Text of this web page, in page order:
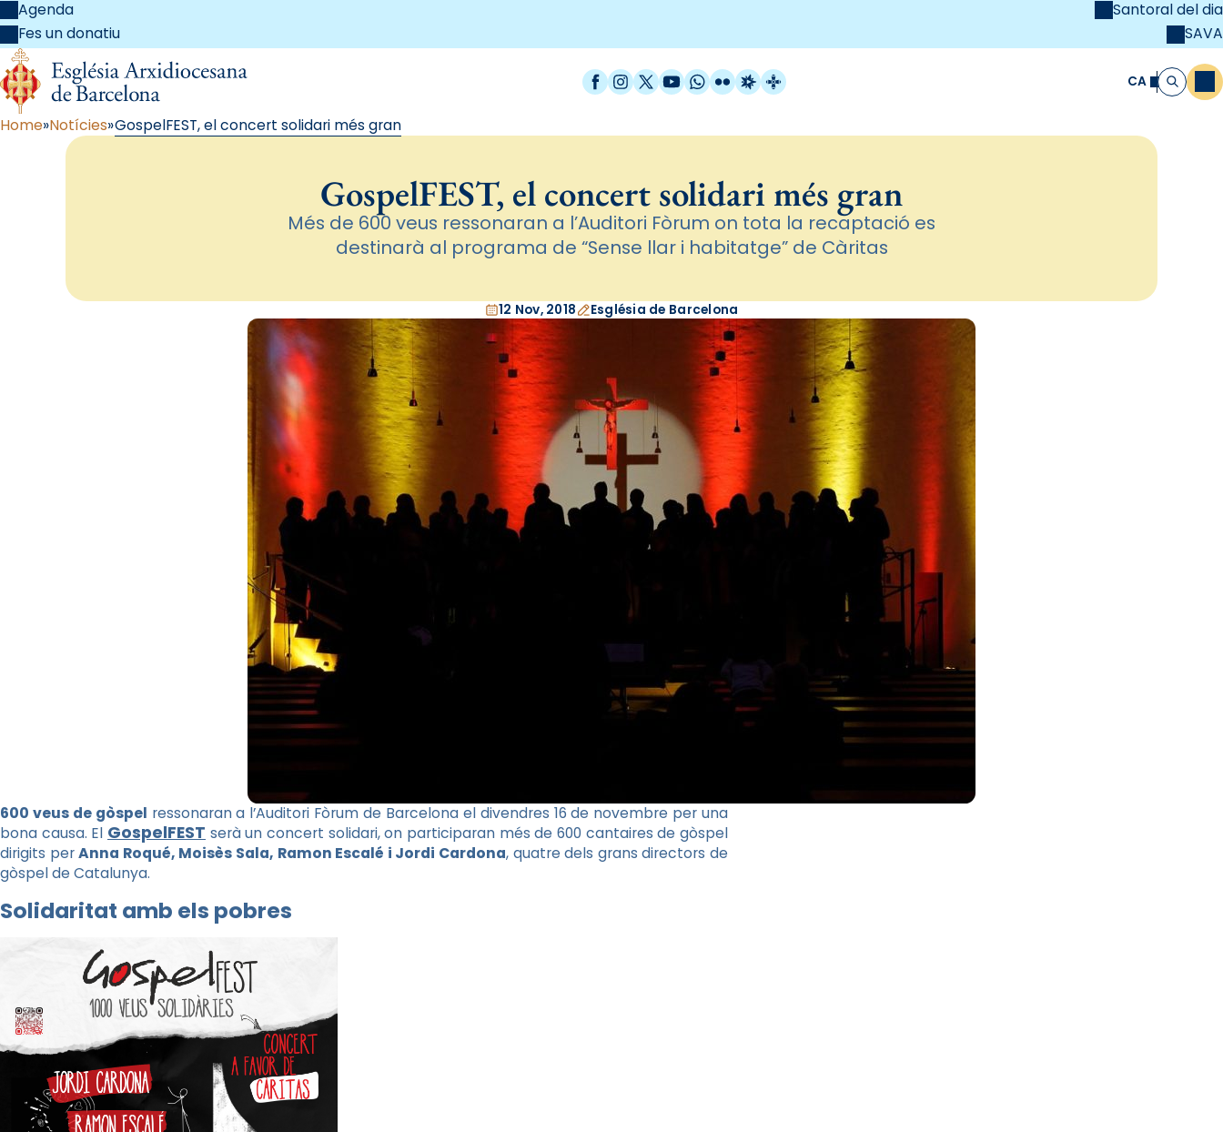
Agenda
Fes un donatiu
Santoral del dia
SAVA
Facebook
Instagram
X / Twitter
YouTube
WhatsApp
FlickrRadio Estel
Catalunya Cristiana CA Cerca
Home Notícies GospelFEST, el concert solidari més gran
GospelFEST, el concert solidari més gran
Més de 600 veus ressonaran a l’Auditori Fòrum on tota la recaptació es
destinarà al programa de “Sense llar i habitatge” de Càritas
12 Nov, 2018 Església de Barcelona
600 veus de gòspel ressonaran a l’Auditori Fòrum de Barcelona el divendres 16 de novembre per una
bona causa. El GospelFEST serà un concert solidari, on participaran més de 600 cantaires de gòspel
dirigits perAnna Roqué, Moisès Sala, Ramon Escalé i Jordi Cardona, quatre dels grans directors de
gòspel de Catalunya.
Solidaritat amb els pobres